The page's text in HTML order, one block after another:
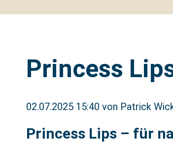
Princess
02.07.2025 15:40 von Patrick
Princess Lips – für